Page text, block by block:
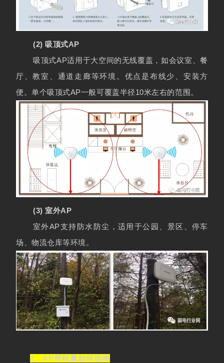
(2) 吸顶式AP
吸顶式AP适用于大空间的无线覆盖，如会议室、餐
厅、教室、通道走廊等环境。优点是布线少、安装方
便。单个吸顶式AP一般可覆盖半径10米左右的范围。
(3) 室外AP
室外AP支持防水防尘，适用于公园、景区、停车
场、物流仓库等环境。
2、AP带机量如何选择